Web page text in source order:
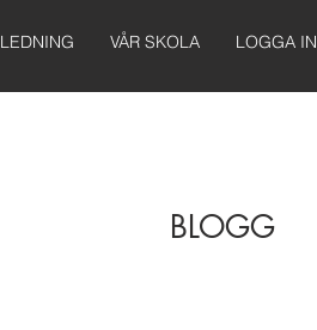
LEDNING VÅR SKOLA LOGGA IN
BLOGG